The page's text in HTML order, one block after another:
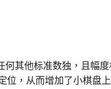
其他标准数独，且幅
从而增加了小棋盘上